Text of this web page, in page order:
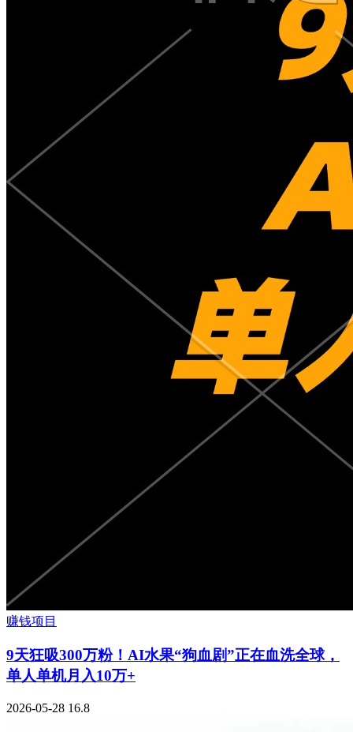
赚钱项目
9天狂吸300万粉！AI水果“狗血剧”正在血洗全球，
单人单机月入10万+
2026-05-28 16.8